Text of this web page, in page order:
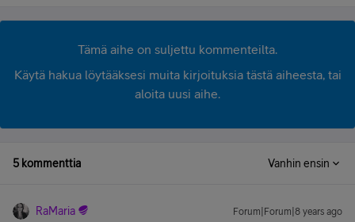
Tämä aihe on suljettu kommenteilta.
Käytä hakua löytääksesi muita kirjoituksia tästä aiheesta, tai
aloita uusi aihe.
5 kommenttia Vanhin ensin
RaMaria Forum|Forum|8 years ago